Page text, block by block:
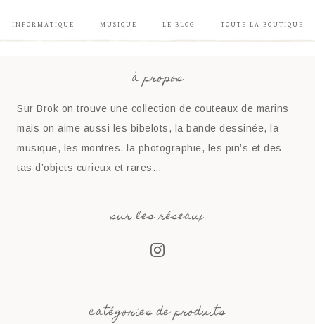
INFORMATIQUE MUSIQUE LE BLOG TOUTE LA BOUTIQUE
à propos
Sur Brok on trouve une collection de couteaux de marins
mais on aime aussi les bibelots, la bande dessinée, la
musique, les montres, la photographie, les pin’s et des
tas d’objets curieux et rares…
sur les réseaux
catégories de produits